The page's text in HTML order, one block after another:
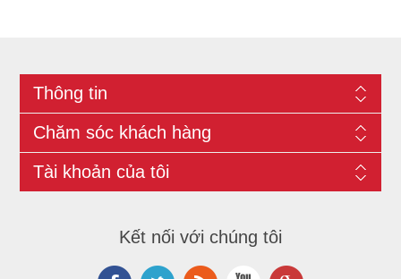
Thông tin
Chăm sóc khách hàng
Tài khoản của tôi
Kết nối với chúng tôi